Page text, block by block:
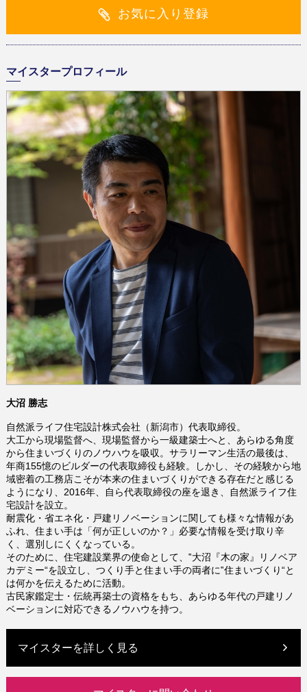
お気に入り登録
マイスタープロフィール
大沼 勝志
自然派ライフ住宅設計株式会社（新潟市）代表取締役。
大工から現場監督へ、現場監督から一級建築士へと、あらゆる角度
から住まいづくりのノウハウを吸収。サラリーマン生活の最後は、
年商155憶のビルダーの代表取締役も経験。しかし、その経験から地
域密着の工務店こそが本来の住まいづくりができる存在だと感じる
ようになり、2016年、自ら代表取締役の座を退き、自然派ライフ住
宅設計を設立。
耐震化・省エネ化・戸建リノベーションに関しても様々な情報があ
ふれ、住まい手は「何が正しいのか？」必要な情報を受け取り辛
く、選別しにくくなっている。
そのために、住宅建設業界の使命として、‟大沼『木の家』リノベア
カデミー“を設立し、つくり手と住まい手の両者に‟住まいづくり“と
は何かを伝えるために活動。
古民家鑑定士・伝統再築士の資格をもち、あらゆる年代の戸建リノ
ベーションに対応できるノウハウを持つ。
マイスターを詳しく見る